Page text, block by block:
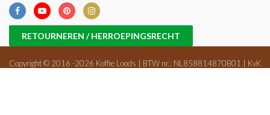
RETOURNEREN / HERROEPINGSRECHT
Copyright © 2016 -2026 Koffie Loods | BTW nr.: NL858814870B01 | KvK